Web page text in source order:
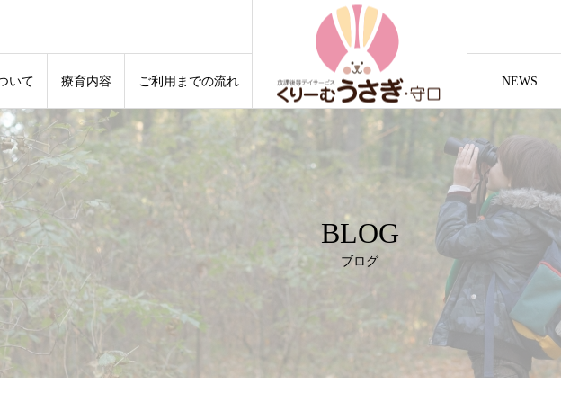
いて 療育内容 ご利用までの流れ NEWS
も可能です。
BLOG
ブログ